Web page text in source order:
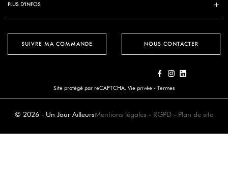
SUIVRE MA COMMANDE
PLUS D'INFOS
NOUS CONTACTER
Site protégé par reCAPTCHA. Vie privée - Termes
© 2026 - Un Jour AilleursMentions légales - RGPD - Plan de site